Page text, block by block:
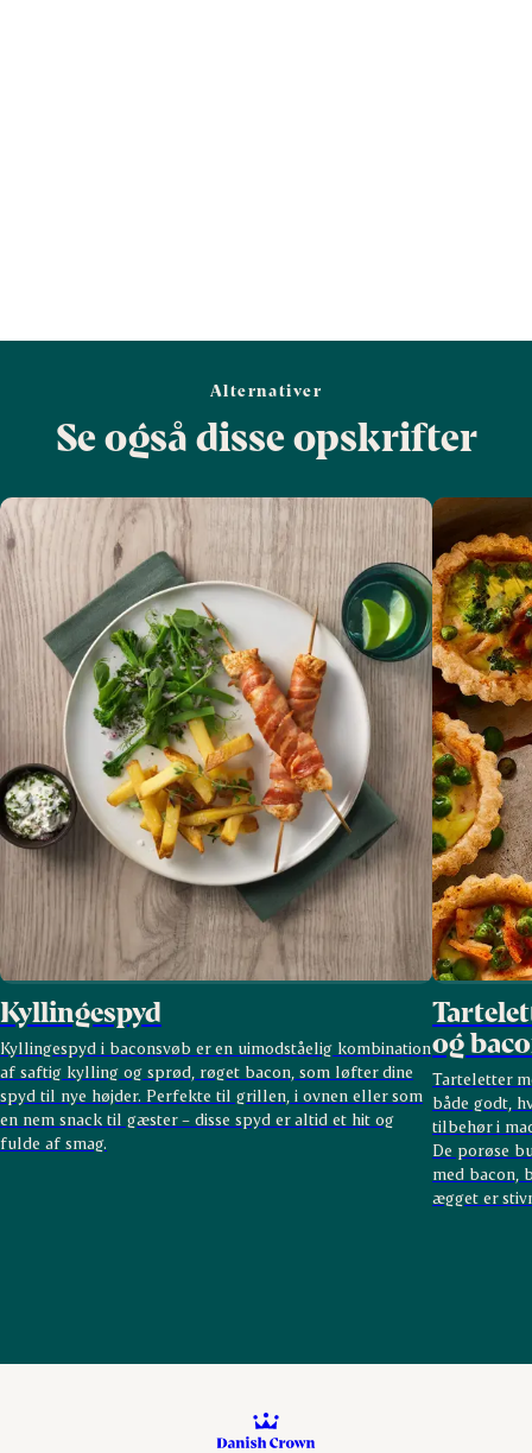
Alternativer
Se også disse opskrifter
Kyllingespyd
Kyllingespyd i baconsvøb er en uimodståelig kombination
af saftig kylling og sprød, røget bacon, som løfter dine
spyd til nye højder. Perfekte til grillen, i ovnen eller som
en nem snack til gæster – disse spyd er altid et hit og
fulde af smag.
og
Tarteletter
både godt,
tilbehør i
De porøse
med bacon,
ægget er